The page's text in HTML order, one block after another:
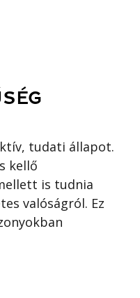
tudati állapot.
kellő
is tudnia
valóságról. Ez